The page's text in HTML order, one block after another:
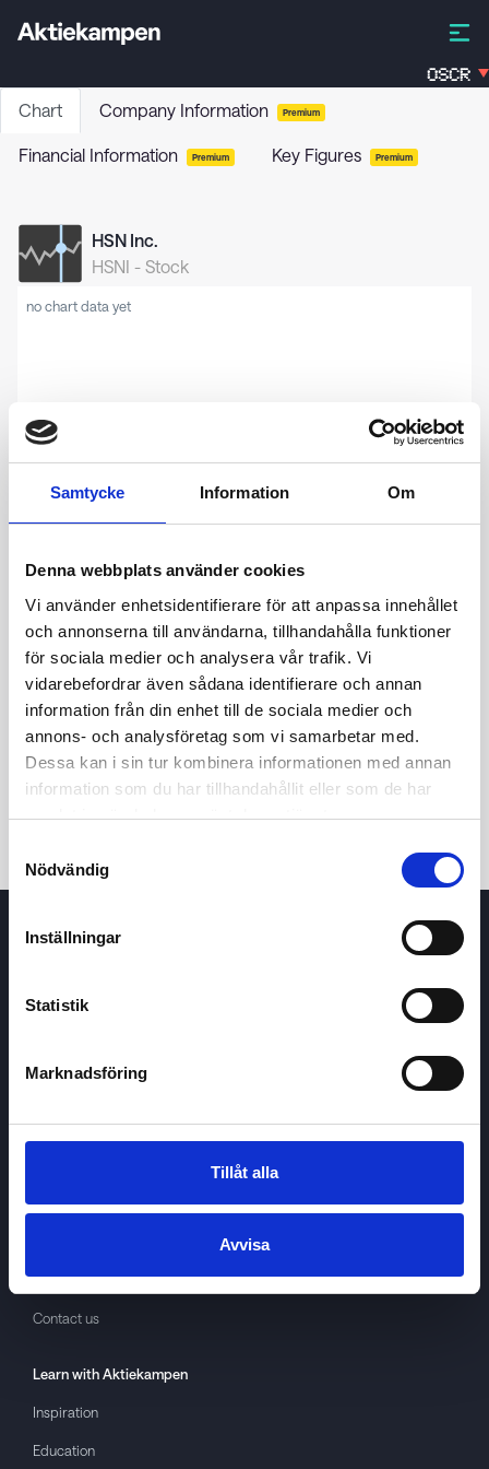
Samtycke Information Om
Denna webbplats använder cookies
Vi använder enhetsidentifierare för att anpassa innehållet
och annonserna till användarna, tillhandahålla funktioner
för sociala medier och analysera vår trafik. Vi
vidarebefordrar även sådana identifierare och annan
information från din enhet till de sociala medier och
annons- och analysföretag som vi samarbetar med.
Dessa kan i sin tur kombinera informationen med annan
information som du har tillhandahållit eller som de har
samlat in när du har använt deras tjänster.
Nödvändig
Inställningar
Statistik
Marknadsföring
Tillåt alla
Avvisa
OSCR
Chart Company Information Premium
Financial Information Premium Key Figures Premium
HSN Inc.
HSNI - Stock
no chart data yet
24h 7d 1m 3m 1y 5y
Trade
AboutAktiekampen
About cookies
GDPR
Contact us
Learn with Aktiekampen
Inspiration
Education